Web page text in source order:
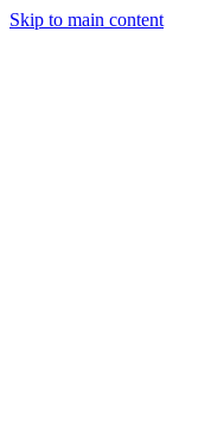
Skip to main content